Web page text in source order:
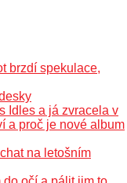
brzdí spekulace,
Idles a já zvracela v
a proč je nové album
na letošním